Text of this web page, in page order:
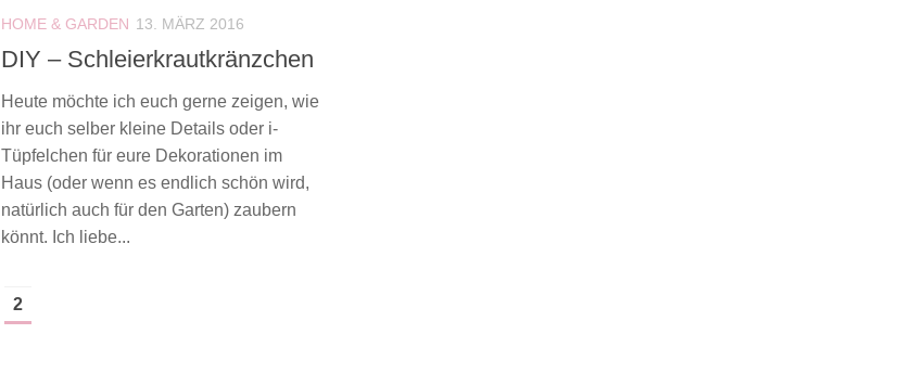
HOME & GARDEN 13. MÄRZ 2016
DIY – Schleierkrautkränzchen
Heute möchte ich euch gerne zeigen, wie
ihr euch selber kleine Details oder i-
Tüpfelchen für eure Dekorationen im
Haus (oder wenn es endlich schön wird,
natürlich auch für den Garten) zaubern
könnt. Ich liebe...
2